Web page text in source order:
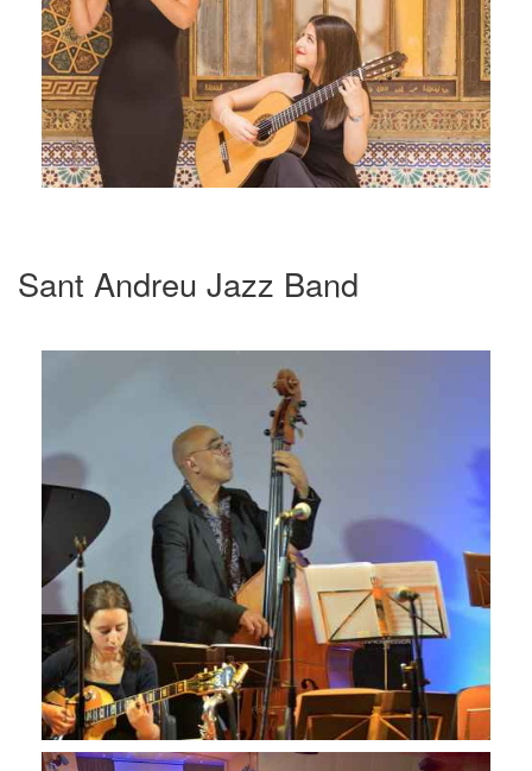
Sant Andreu Jazz Band